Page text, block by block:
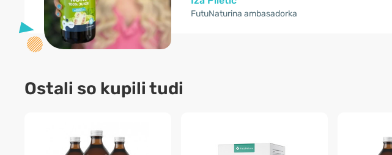
FutuNaturina ambasadorka
Ostali so kupili tudi